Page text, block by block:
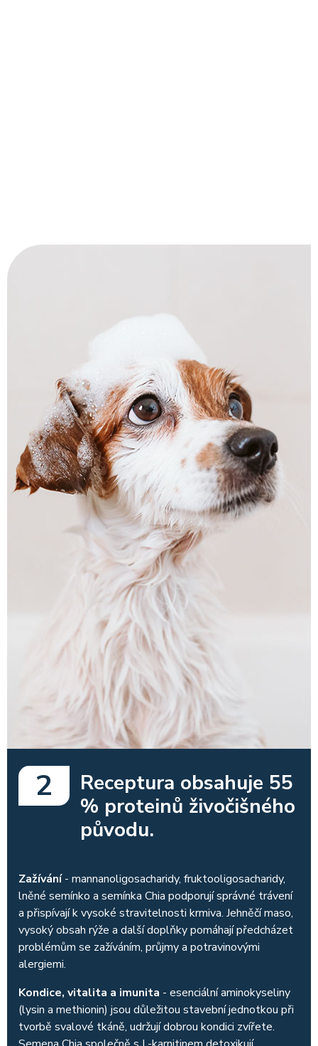
2
Receptura obsahuje 55
% proteinů živočišného
původu.
Zažívání- mannanoligosacharidy, fruktooligosacharidy,
lněné semínko a semínka Chia podporují správné trávení
a přispívají k vysoké stravitelnosti krmiva. Jehněčí maso,
vysoký obsah rýže a další doplňky pomáhají předcházet
problémům se zažíváním, průjmy a potravinovými
alergiemi.
Kondice, vitalita a imunita - esenciální aminokyseliny
(lysin a methionin) jsou důležitou stavební jednotkou při
tvorbě svalové tkáně, udržují dobrou kondici zvířete.